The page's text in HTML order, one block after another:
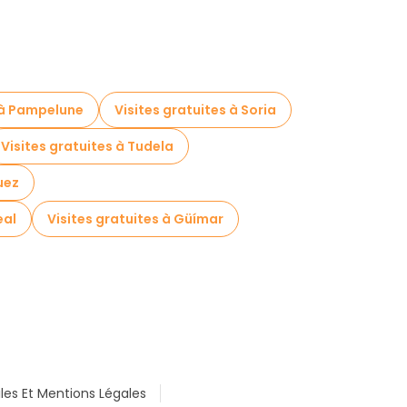
Pampelune
Visites gratuites à Soria
Visites gratuites à Tudela
Visites gratuites à Güímar
Et Mentions Légales